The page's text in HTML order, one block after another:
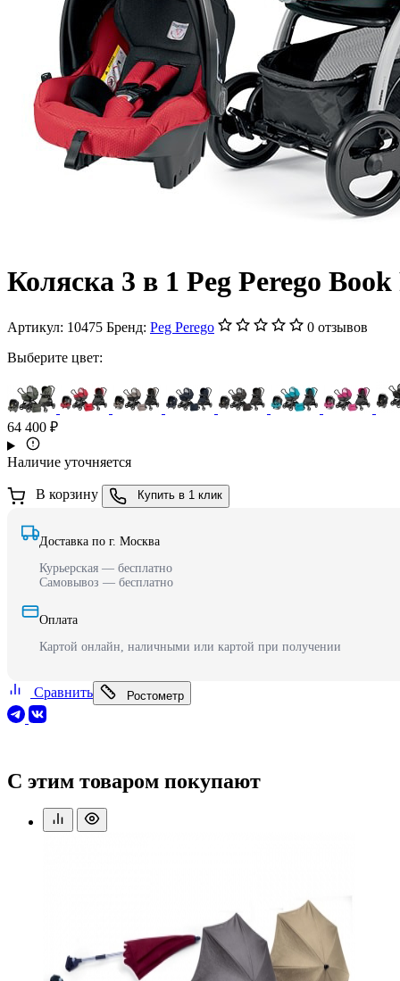
Коляска 3 в 1 Peg Perego
Артикул: 10475 Бренд: Peg Perego
0 отзывов
Выберите цвет:
64 400 ₽
Наличие уточняется
В корзину Купить в 1 клик
Доставка по г. Москва
Курьерская — бесплатно
Самовывоз — бесплатно
Оплата
Картой онлайн, наличными или картой при получении
Сравнить Ростометр
С этим товаром покупают